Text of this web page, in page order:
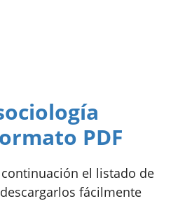
PDF
el listado de
fácilmente